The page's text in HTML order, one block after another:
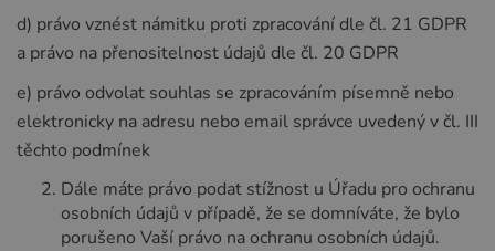
d) právo vznést námitku proti zpracování dle čl. 21 GDPR
a právo na přenositelnost údajů dle čl. 20 GDPR
e) právo odvolat souhlas se zpracováním písemně nebo
elektronicky na adresu nebo email správce uvedený v čl. III
těchto podmínek
Dále máte právo podat stížnost u Úřadu pro ochranu
osobních údajů v případě, že se domníváte, že bylo
porušeno Vaší právo na ochranu osobních údajů.